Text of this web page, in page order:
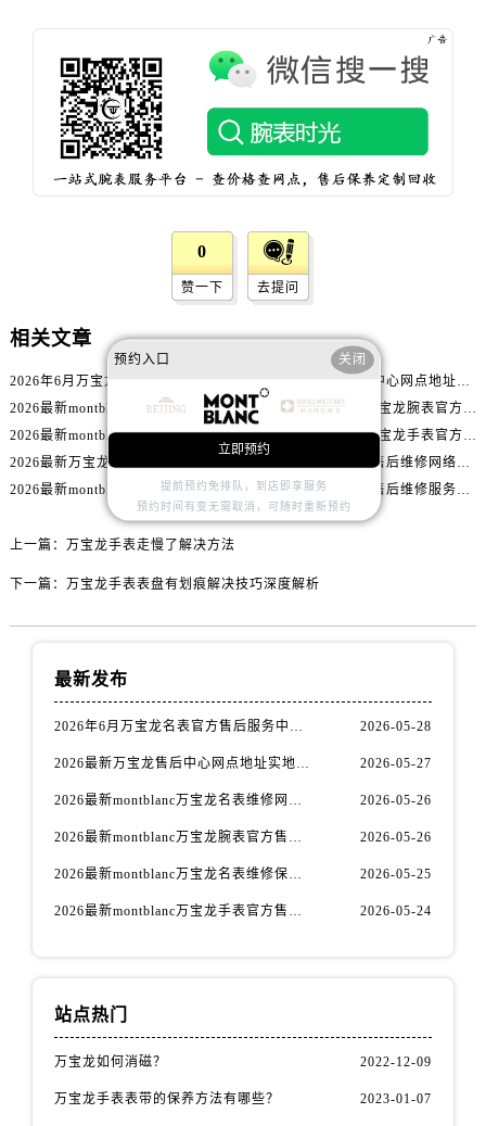
辽宁省铁岭市银州区南马路万宝龙售后服务中心（需提前预约）
北京市东城区东长安街1号王府井东方广场W3座6层602室万宝龙售后服务中心（需提前预约）
内蒙古自治区鄂尔多斯市东胜区伊金霍洛街万宝龙售后服务中心（需提前预约）
内蒙古自治区呼伦贝尔市海拉尔区中央街万宝龙售后服务中心（需提前预约）
内蒙古自治区通辽市科尔沁区明仁大街万宝龙售后服务中心（需提前预约）
内蒙古自治区乌海市海勃湾区人民南路万宝龙售后服务中心（需提前预约）
内蒙古自治区乌兰察布市集宁区恩和大街万宝龙售后服务中心（需提前预约）
山西省晋中市榆次区顺城街万宝龙售后服务中心（需提前预约）
天津市和平区赤峰道136号天津国际金融中心26层2603室万宝龙售后服务中心（需提前预约）
安徽省蚌埠市蚌山区淮河路万宝龙售后服务中心（需提前预约）
0
赞一下 去提问
相关文章
2026最新万宝龙售后中心网点地址实地探访报告
2026最新montblanc万宝龙名表维修网点地址实地探访报告
2026最新montblanc万宝龙腕表官方售后服务中心网点地址调研报告
2026最新montblanc万宝龙名表维修保养网点地址实地探访报告
2026最新montblanc万宝龙手表官方售后服务点地址考察报告
2026年万宝龙中国区售后维修网络优化升级公告（最新电话及地址）
2026最新montblanc万宝龙名表官方售后服务中心地址实地探访报告
2026最新万宝龙手表售后维修服务网点地址考察报告
上一篇： 万宝龙手表走慢了解决方法
下一篇： 万宝龙手表表盘有划痕解决技巧深度解析
最新发布
2026年6月万宝龙名表官方售后服务中心联系方式权威表 2026-05-28
2026最新万宝龙售后中心网点地址实地探访报告 2026-05-27
2026最新montblanc万宝龙名表维修网点地址实地探访报告 2026-05-26
2026最新montblanc万宝龙腕表官方售后服务中心网点地址调研报告 2026-05-26
2026最新montblanc万宝龙名表维修保养网点地址实地探访报告 2026-05-25
2026最新montblanc万宝龙手表官方售后服务点地址考察报告 2026-05-24
站点热门
万宝龙如何消磁？ 2022-12-09
万宝龙手表表带的保养方法有哪些？ 2023-01-07
预约入口 关闭
立即预约
提前预约免排队，到店即享服务
预约时间有变无需取消，可随时重新预约